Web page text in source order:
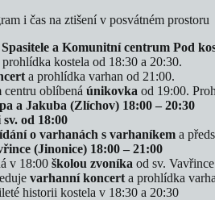
i čas na ztišení v posvátném prostoru
a Komunitní centrum Pod
kostela od 18:30 a 20:30.
a prohlídka varhan od 21:00.
oblíbená únikovka od 19:00.
a Jakuba (Zlíchov) 18:00 – 20:30
sv. od 18:00
o varhanách s varhaníkem a
(Jinonice) 18:00 – 21:00
v 18:00 školou zvoníka od sv.
varhanní koncert a prohlídka
historii kostela v 18:30 a 20:30